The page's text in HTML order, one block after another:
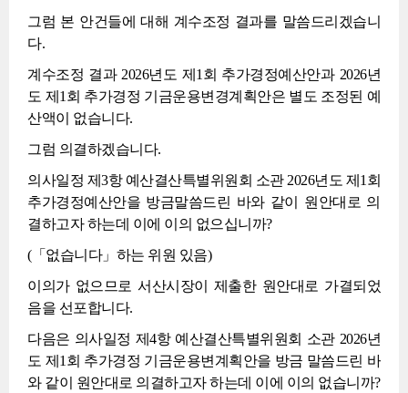
그럼 본 안건들에 대해 계수조정 결과를 말씀드리겠습니
다.
계수조정 결과 2026년도 제1회 추가경정예산안과 2026년
도 제1회 추가경정 기금운용변경계획안은 별도 조정된 예
산액이 없습니다.
그럼 의결하겠습니다.
의사일정 제3항 예산결산특별위원회 소관 2026년도 제1회
추가경정예산안을 방금말씀드린 바와 같이 원안대로 의
결하고자 하는데 이에 이의 없으십니까?
(「없습니다」하는 위원 있음)
이의가 없으므로 서산시장이 제출한 원안대로 가결되었
음을 선포합니다.
다음은 의사일정 제4항 예산결산특별위원회 소관 2026년
도 제1회 추가경정 기금운용변계획안을 방금 말씀드린 바
와 같이 원안대로 의결하고자 하는데 이에 이의 없습니까?